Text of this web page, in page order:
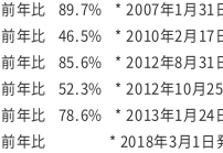
前年比 89.7% * 2007年1月31
前年比 46.5% * 2010年2月17
前年比 85.6% * 2012年8月31
前年比 52.3% * 2012年10月
前年比 78.6% * 2013年1月24
前年比
* 2018年3月1日